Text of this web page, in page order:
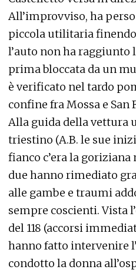
All’improvviso, ha
piccola utilitaria
l’auto non ha raggiunto
prima bloccata da un
è verificato nel tardo
confine fra Mossa e
Alla guida della vettura
triestino (A.B. le sue
fianco c’era la goriziana
due hanno rimediato
alle gambe e traumi
sempre coscienti. Vista
del 118 (accorsi
hanno fatto intervenire
condotto la donna